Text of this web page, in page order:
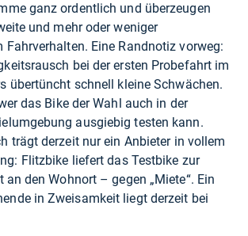
ganz ordentlich und überzeugen
und mehr oder weniger
Fahrverhalten. Eine Randnotiz vorweg:
bei der ersten Probefahrt im
übertüncht schnell kleine Schwächen.
das Bike der Wahl auch in der
ausgiebig testen kann.
trägt derzeit nur ein Anbieter in vollem
Flitzbike liefert das Testbike zur
an den Wohnort – gegen „Miete“. Ein
in Zweisamkeit liegt derzeit bei